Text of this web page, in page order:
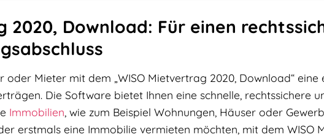
2020, Download: Für einen
oder Mieter mit dem „WISO Mietvertrag 2020, Download“
Die Software bietet Ihnen eine schnelle, rechtssichere
Immobilien , wie zum Beispiel Wohnungen, Häuser oder
erstmals eine Immobilie vermieten möchten, mit dem WISO